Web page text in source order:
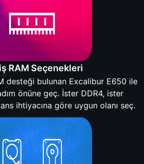
RAM Seçenekleri
desteği bulunan Excalibur E650 ile
önüne geç. İster DDR4, ister
ihtiyacına göre uygun olanı seç.